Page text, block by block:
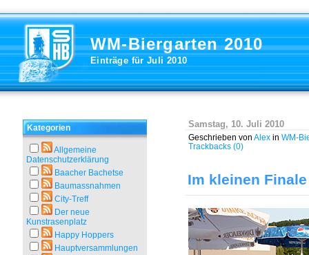
WM-Biergarten 2010
Einträge für Juli 2010
Kategorien
Allgemeine
Datenschutzerklärung
Baacher Bachetse
Baumassnahmen
City-Treff
Der neue
Kunstrasenplatz
Happy Hoppers
Hauptversammlungen
Samstag, 10. Juli 2010
Geschrieben von Alex in WM-
Trackbacks (0)
Im kleinen Finale